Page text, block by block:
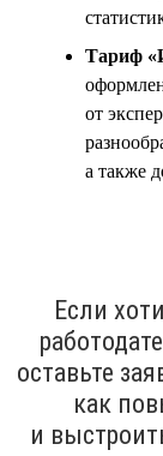
Тариф
от
а также
Если
оставьте
как
и